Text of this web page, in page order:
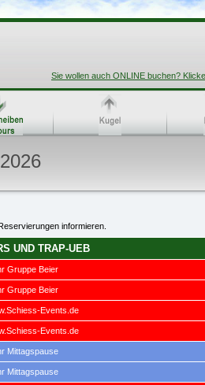
Sie wollen auch ONLINE buchen?
informieren.
UND TRAP-UEB
Gruppe Beier
Gruppe Beier
Events.de
Events.de
Mittagspause
Mittagspause